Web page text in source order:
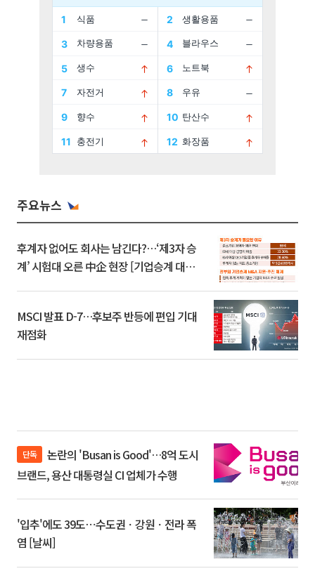
주요뉴스
후계자 없어도 회사는 남긴다?…‘제3자 승
계’ 시험대 오른 中企 현장 [기업승계 대전
MSCI 발표 D-7…후보주 반등에 편입 기대
재점화
단독
브랜드, 용산 대통령실 CI 업체가 수행
'입추'에도 39도⋯수도권ㆍ강원ㆍ전라 폭
염 [날씨]